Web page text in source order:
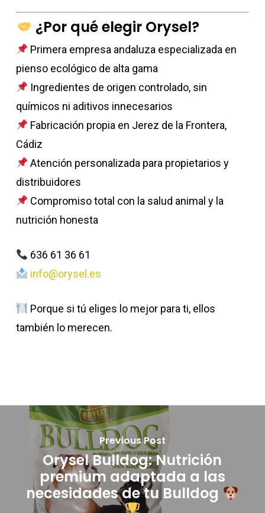
¿Por qué elegir Orysel?
Primera empresa andaluza especializada en
pienso ecológico de alta gama
Ingredientes de origen controlado, sin
químicos ni aditivos innecesarios
Fabricación propia en Jerez de la Frontera,
Cádiz
Atención personalizada para propietarios y
distribuidores
Compromiso total con la salud animal y la
nutrición honesta
636 61 36 61
info@orysel.es
Porque si tú eliges lo mejor para ti, ellos
también lo merecen.
Previous Post
Orysel Bulldog: Nutrición
premium adaptada a las
necesidades de tu Bulldog